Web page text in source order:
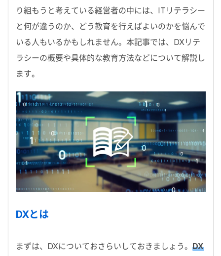
り組もうと考えている経営者の中には、ITリテラシー
と何が違うのか、どう教育を行えばよいのかを悩んで
いる人もいるかもしれません。本記事では、DXリテ
ラシーの概要や具体的な教育方法などについて解説し
ます。
DXとは
まずは、DXについておさらいしておきましょう。 DX